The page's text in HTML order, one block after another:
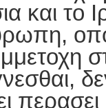
και το